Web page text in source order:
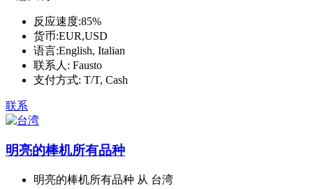
反应速度:85%
货币:EUR,USD
语言:English, Italian
联系人: Fausto
支付方式: T/T, Cash
联系
明亮的棒机所有品种
明亮的棒机所有品种 从 台湾